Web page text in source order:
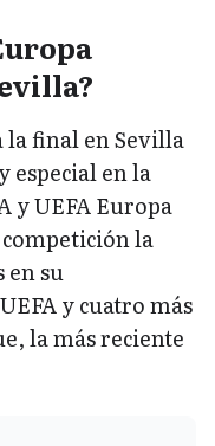
la final en Sevilla
especial en la
y UEFA Europa
la
en su
y cuatro más
la más reciente